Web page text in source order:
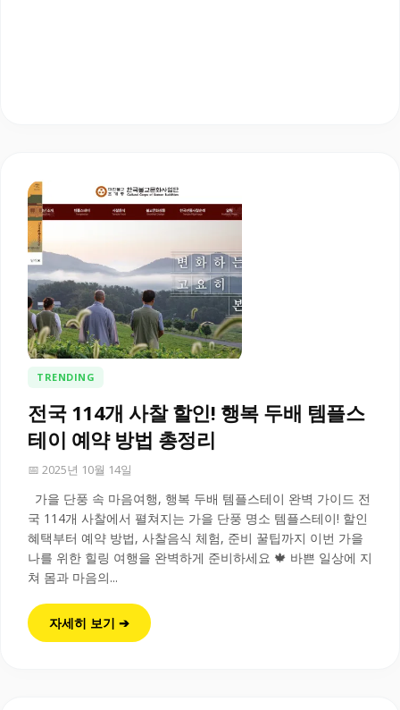
TRENDING
전국 114개 사찰 할인! 행복 두배 템플스
테이 예약 방법 총정리
📅 2025년 10월 14일
가을 단풍 속 마음여행, 행복 두배 템플스테이 완벽 가이드 전
국 114개 사찰에서 펼쳐지는 가을 단풍 명소 템플스테이! 할인
혜택부터 예약 방법, 사찰음식 체험, 준비 꿀팁까지 이번 가을
나를 위한 힐링 여행을 완벽하게 준비하세요 🍁 바쁜 일상에 지
쳐 몸과 마음의...
자세히 보기 ➔